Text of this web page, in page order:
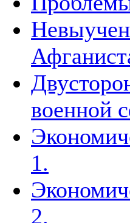
военной
1.
2.